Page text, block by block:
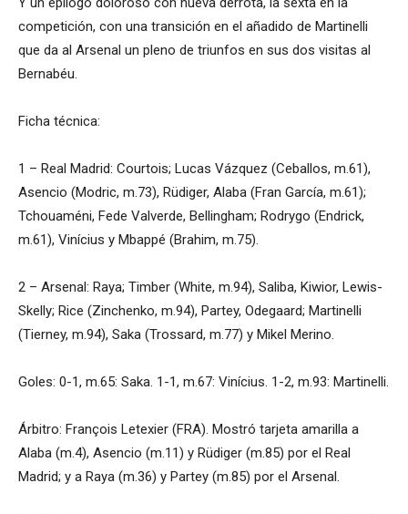
competición, con una transición en el añadido de Martinelli
que da al Arsenal un pleno de triunfos en sus dos visitas al
Bernabéu.
Ficha técnica:
1 – Real Madrid: Courtois; Lucas Vázquez (Ceballos, m.61),
Asencio (Modric, m.73), Rüdiger, Alaba (Fran García, m.61);
Tchouaméni, Fede Valverde, Bellingham; Rodrygo (Endrick,
m.61), Vinícius y Mbappé (Brahim, m.75).
2 – Arsenal: Raya; Timber (White, m.94), Saliba, Kiwior, Lewis-
Skelly; Rice (Zinchenko, m.94), Partey, Odegaard; Martinelli
(Tierney, m.94), Saka (Trossard, m.77) y Mikel Merino.
Goles: 0-1, m.65: Saka. 1-1, m.67: Vinícius. 1-2, m.93: Martinelli.
Árbitro: François Letexier (FRA). Mostró tarjeta amarilla a
Alaba (m.4), Asencio (m.11) y Rüdiger (m.85) por el Real
Madrid; y a Raya (m.36) y Partey (m.85) por el Arsenal.